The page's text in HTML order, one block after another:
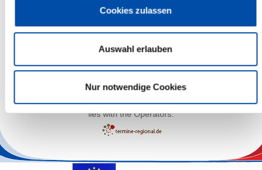
Cookies zulassen
Auswahl erlauben
Nur notwendige Cookies
Leaflet| ©OpenStreetMapcontributors
The responsibility for the factual correctness of the information
lies with the Operators.